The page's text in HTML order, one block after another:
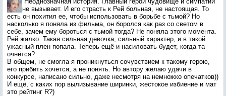
не вызывает. И его страсть к Рей больная, не настоящая. То
есть он похитил ее, чтобы использовать в борьбе с тьмой? Но
насколько я поняла из фильма, он боролся как раз со светом в
себе, зачем ему бороться с тьмой тогда? Не поняла этого момента.
Рей жалко. Такая сильная девочка, сильный характер, и в такой
ужасный плен попала. Теперь ещё и насиловать будет, когда та
очнётся?
В общем, не смогла я проникнуться сочувствием к такому герою,
его прибить хочется, а не понять. Но автору желаю удачи в
конкурсе, написано сильно, даже несмотря на немножко опечатков))
И ещё, с каких пор вылизывание ширинки, жестокое избиение и мат
это рейтинг R?)